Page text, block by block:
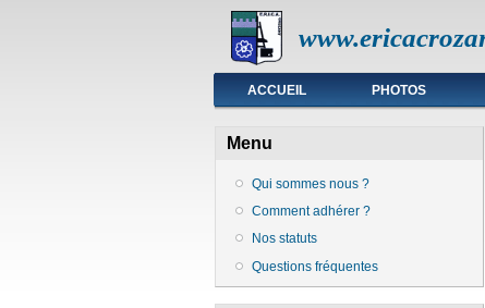
Menu principal
ACCUEIL PHOTOS
Menu
Qui sommes nous ?
Comment adhérer ?
Nos statuts
Questions fréquentes